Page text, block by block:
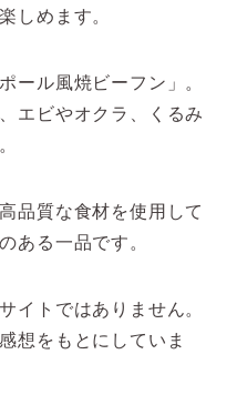
しめます。
ール風焼ビーフン」。
エビやオクラ、くるみ
品質な食材を使用して
ある一品です。
イトではありません。
想をもとにしていま